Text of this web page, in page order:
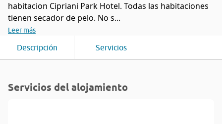
habitacion Cipriani Park Hotel. Todas las habitaciones
tienen secador de pelo. No s...
Leer más
Descripción Servicios
Servicios del alojamiento